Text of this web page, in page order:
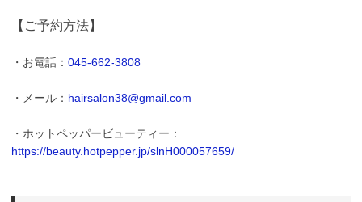
【ご予約方法】
・お電話： 045-662-3808
・メール： hairsalon38@gmail.com
・ホットペッパービューティー：
https://beauty.hotpepper.jp/slnH000057659/